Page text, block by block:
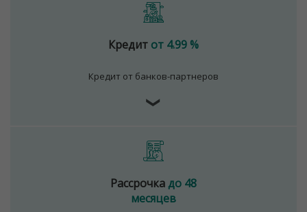
Кредит от 4.99 %
Кредит от банков-партнеров
❯
Рассрочкадо 48
месяцев